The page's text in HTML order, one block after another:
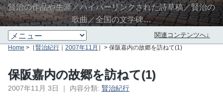
賢治の作品や生涯／ハイパーリンクされた詩草稿／賢治の
歌曲／全国の文学碑…
関連コンテンツへ↓
Home >［賢治紀行 ｜ 2007年11月 ］> 保阪嘉内の故郷を訪ねて(1)
保阪嘉内の故郷を訪ねて(1)
2007年11月 3日 ｜ 内容分類: 賢治紀行